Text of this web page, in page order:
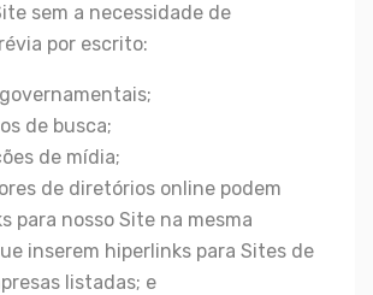
sem a necessidade de
por escrito:
de busca;
de mídia;
de diretórios online podem
para nosso Site na mesma
inserem hiperlinks para Sites de
listadas; e